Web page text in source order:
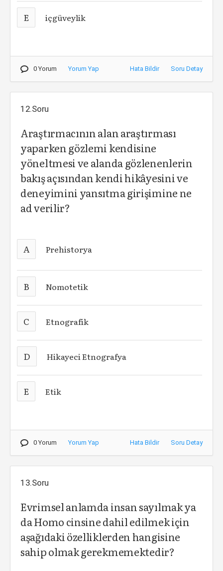
E içgüveylik
0 Yorum Yorum Yap Hata Bildir Soru Detay
12.Soru
Araştırmacının alan araştırması
yaparken gözlemi kendisine
yöneltmesi ve alanda gözlenenlerin
bakış açısından kendi hikâyesini ve
deneyimini yansıtma girişimine ne
ad verilir?
A Prehistorya
B Nomotetik
C Etnografik
D Hikayeci Etnografya
E Etik
0 Yorum Yorum Yap Hata Bildir Soru Detay
13.Soru
Evrimsel anlamda insan sayılmak ya
da Homo cinsine dahil edilmek için
aşağıdaki özelliklerden hangisine
sahip olmak gerekmemektedir?